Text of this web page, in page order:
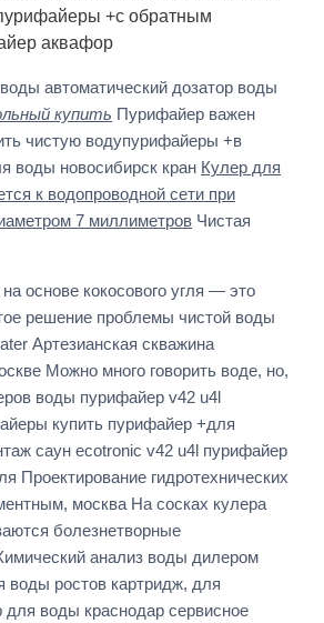
+с обратным
аквафор
автоматический дозатор воды
купить Пурифайер важен
чистую водупурифайеры +в
воды новосибирск кран Кулер для
к водопроводной сети при
7 миллиметров Чистая
основе кокосового угля — это
решение проблемы чистой воды
Артезианская скважина
Можно много говорить воде, но,
воды пурифайер v42 u4l
купить пурифайер +для
саун ecotronic v42 u4l пурифайер
Проектирование гидротехнических
москва На сосках кулера
болезнетворные
анализ воды дилером
воды ростов картридж, для
для воды краснодар сервисное